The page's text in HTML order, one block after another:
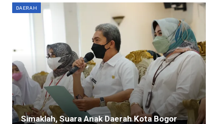
DAERAH
Simaklah, Suara Anak Daerah Kota Bogor